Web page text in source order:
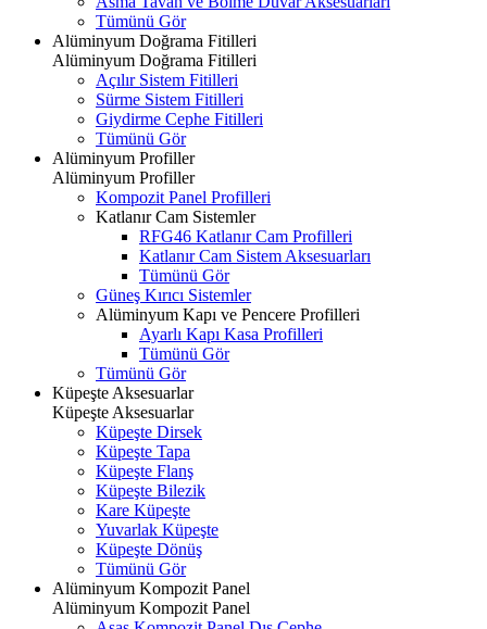
Tümünü Gör
Alüminyum Doğrama Fitilleri
Alüminyum Doğrama Fitilleri
Açılır Sistem Fitilleri
Sürme Sistem Fitilleri
Giydirme Cephe Fitilleri
Tümünü Gör
Alüminyum Profiller
Alüminyum Profiller
Kompozit Panel Profilleri
Katlanır Cam Sistemler
RFG46 Katlanır Cam Profilleri
Katlanır Cam Sistem Aksesuarları
Tümünü Gör
Güneş Kırıcı Sistemler
Alüminyum Kapı ve Pencere Profilleri
Ayarlı Kapı Kasa Profilleri
Tümünü Gör
Tümünü Gör
Küpeşte Aksesuarlar
Küpeşte Aksesuarlar
Küpeşte Dirsek
Küpeşte Tapa
Küpeşte Flanş
Küpeşte Bilezik
Kare Küpeşte
Yuvarlak Küpeşte
Küpeşte Dönüş
Tümünü Gör
Alüminyum Kompozit Panel
Alüminyum Kompozit Panel